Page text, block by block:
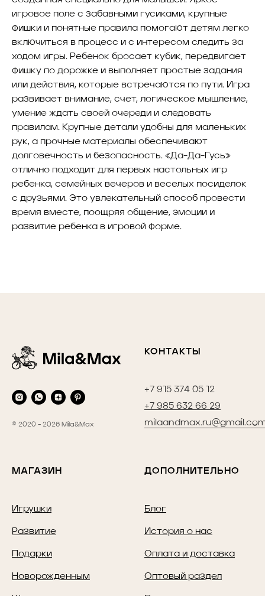
игровое поле с забавными гусиками, крупные
фишки и понятные правила помогают детям легко
включиться в процесс и с интересом следить за
ходом игры. Ребенок бросает кубик, передвигает
фишку по дорожке и выполняет простые задания
или действия, которые встречаются по пути. Игра
развивает внимание, счет, логическое мышление,
умение ждать своей очереди и следовать
правилам. Крупные детали удобны для маленьких
рук, а прочные материалы обеспечивают
долговечность и безопасность. «Да-Да-Гусь»
отлично подходит для первых настольных игр
ребенка, семейных вечеров и веселых посиделок
с друзьями. Это увлекательный способ провести
время вместе, поощряя общение, эмоции и
развитие ребенка в игровой форме.
© 2020 - 2026 Mila&Max
КОНТАКТЫ
+7 915 374 05 12
+7 985 632 66 29
МАГАЗИН
Игрушки
Развитие
Подарки
Новорожденным
ДОПОЛНИТЕЛЬНО
Блог
История о нас
Оплата и доставка
Оптовый раздел